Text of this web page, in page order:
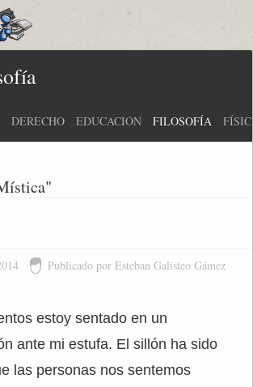
DERECHO EDUCACIÓN FILOSOFÍA
Publicado por Esteban Galisteo Gámez
estoy sentado en un
ante mi estufa. El sillón ha sido
las personas nos sentemos